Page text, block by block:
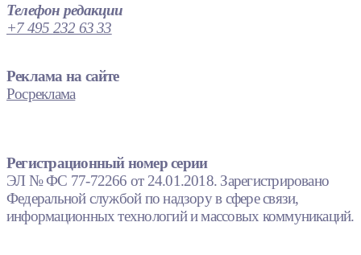
Телефон редакции
+7 495 232 63 33
Реклама на сайте
Росреклама
Регистрационный номер серии
ЭЛ № ФС 77-72266 от 24.01.2018. Зарегистрировано
Федеральной службой по надзору в сфере связи,
информационных технологий и массовых коммуникаций.